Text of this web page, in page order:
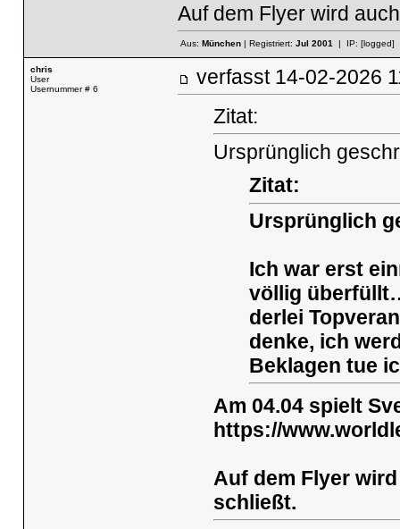
Auf dem Flyer wird
Aus: München| Registriert: Jul 2001| IP: [logged]
chris
User
Usernummer # 6
verfasst 14-02-
Zitat:
Ursprünglich
Zitat:
Ursprünglich
Ich war erst
völlig
derlei
denke, ich
Beklagen tue
Am 04.04 spielt
https://
Auf dem Flyer
schließt.